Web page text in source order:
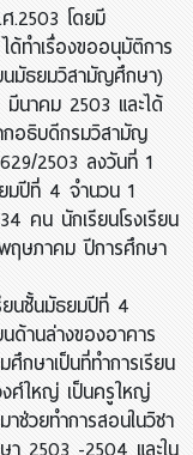
.2503 โดยมี
ทำเรื่องขออนุมัติการ
นมัธยมวิสามัญศึกษา)
นาคม 2503 และได้
กอธิบดีกรมวิสามัญ
2503 ลงวันที่ 1
มปีที่ 4 จำนวน 1
คน นักเรียนโรงเรียน
ฤษภาคม ปีการศึกษา
ยนชั้นมัธยมปีที่ 4
ด้านล่างของอาคาร
ศึกษาเป็นที่ทำการเรียน
งศ์ใหญ่ เป็นครูใหญ่
าช่วยทำการสอนในวิชา